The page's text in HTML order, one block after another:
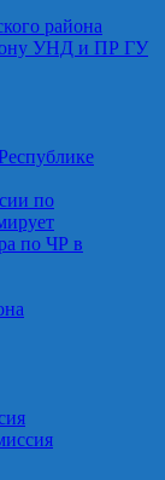
района
УНД и ПР ГУ
по
по ЧР в